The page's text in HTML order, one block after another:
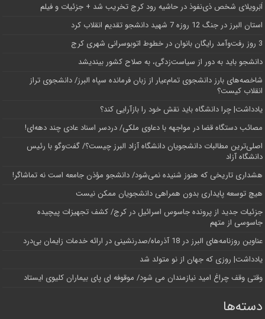
اَبَر‌ویلای شخص ذی‌نفوذ در حاشیه‌ رود کرج تخریب شد + جزئیات و فیلم
استان البرز در جنگ 12 روزه 7 شهید دانشجو تقدیم انقلاب کرد
3 روز رفت‌وآمد رایگان بانوان در خطوط اتوبوسرانی شهری کرج
دانشجو باید به دور از سیاست‌زدگی، به صلاح کشور بیندیشد
شاخصه‌های بارز دانشجوی تمام‌عیار از زبان فرمانده سپاه البرز/ دانشجوی تراز
انقلاب کیست؟
یادداشت| چرا دانشگاه باید نقش خود را بازآرایی کند؟
مصائب دستگاه قضا در مواجهه با دعاوی ملکی/ دردسر اسناد عادی چند‌ دهه‌ای!
اصلی‌ترین مطالبات دانشجویان دانشگاه آزاد البرز چیست؟/ گفت‌وگو با رئیس
دانشگاه آز‌اد
هشداری تاریخی که هنوز شنیده نمی‌شود/ دانشجو مؤذن جامعه است نه تماشاگر!
هیچ توسعه پایداری بدون همراهی دانشجویان ممکن نیست
جزئیات جدید از پرونده جاسوس اسرائیل در کرج/‌ کشف تجهیزات پیچیده
جاسوسی از متهم
عناوین روزنامه‌های البرز در ‌18 آذرماه/صدرنشینی در ارائه خدمات زایمان بی‌درد
یادداشت| روزی که جهان از نو متولد شد
وقتی وقف چراغ امید نیازمندان می شود/ موقوفه ای پای بیماران کلیوی ایستاد
دسته‌ها